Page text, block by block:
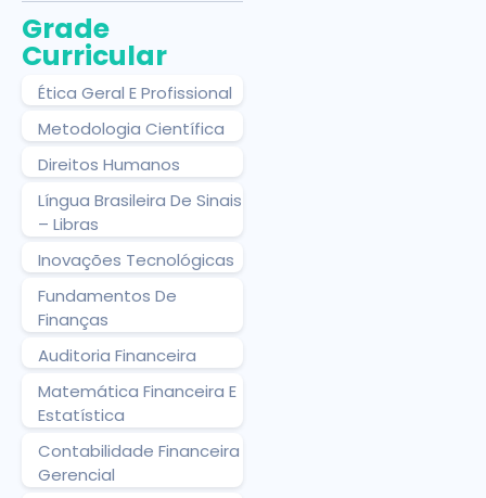
Grade
Curricular
Ética Geral E Profissional
Metodologia Científica
Direitos Humanos
Língua Brasileira De Sinais
– Libras
Inovações Tecnológicas
Fundamentos De
Finanças
Auditoria Financeira
Matemática Financeira E
Estatística
Contabilidade Financeira
Gerencial